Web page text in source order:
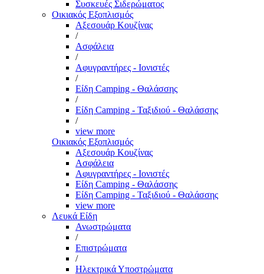
Συσκευές Σιδερώματος
Οικιακός Εξοπλισμός
Αξεσουάρ Κουζίνας
/
Ασφάλεια
/
Αφυγραντήρες - Ιονιστές
/
Είδη Camping - Θαλάσσης
/
Είδη Camping - Ταξιδιού - Θαλάσσης
/
view more
Οικιακός Εξοπλισμός
Αξεσουάρ Κουζίνας
Ασφάλεια
Αφυγραντήρες - Ιονιστές
Είδη Camping - Θαλάσσης
Είδη Camping - Ταξιδιού - Θαλάσσης
view more
Λευκά Είδη
Ανωστρώματα
/
Επιστρώματα
/
Ηλεκτρικά Υποστρώματα